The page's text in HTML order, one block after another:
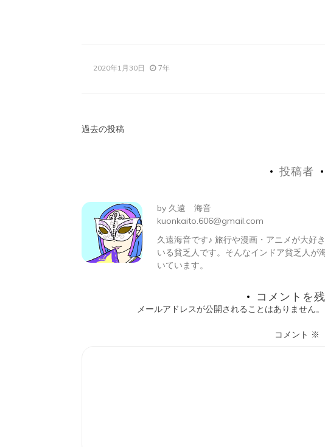
2020年1月30日 7年
投
ビ
ゲ
ー
過去の投稿
投稿者
by 久遠 海音
kuonkaito.606@gmail.com
久遠海音です♪ 旅行や漫画・アニメが大好
いる貧乏人です。そんなインドア貧乏人が
いています。
コメントを
メールアドレスが公開されることはありません。
コメント ※